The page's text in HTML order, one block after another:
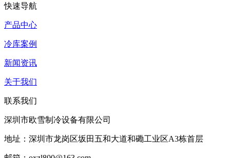
快速导航
产品中心
冷库案例
新闻资讯
关于我们
联系我们
深圳市欧雪制冷设备有限公司
地址：深圳市龙岗区坂田五和大道和磡工业区A3栋首层